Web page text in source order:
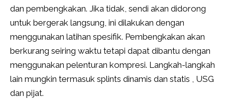
dan pembengkakan. Jika tidak, sendi akan didorong
untuk bergerak langsung, ini dilakukan dengan
menggunakan latihan spesifik. Pembengkakan akan
berkurang seiring waktu tetapi dapat dibantu dengan
menggunakan pelenturan kompresi. Langkah-langkah
lain mungkin termasuk splints dinamis dan statis , USG
dan pijat.